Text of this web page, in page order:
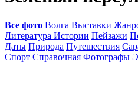
Все фото Волга Выставки
Литература Истории Пейзажи
Даты Природа Путешествия
Спорт Справочная Фотографы